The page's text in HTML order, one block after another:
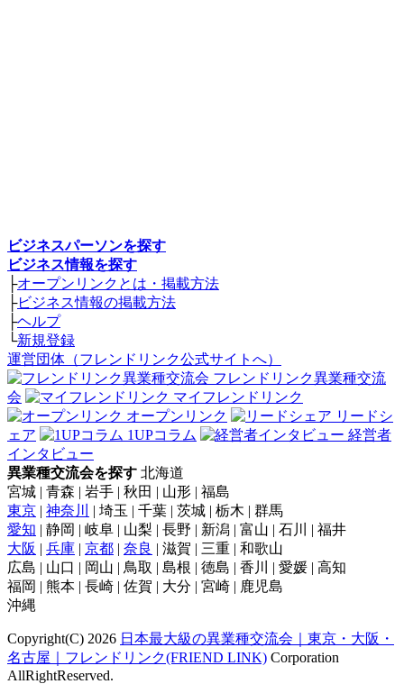
ビジネスパーソンを探す
ビジネス情報を探す
├オープンリンクとは・掲載方法
├ビジネス情報の掲載方法
├ヘルプ
└新規登録
運営団体（フレンドリンク公式サイトへ）
フレンドリンク異業種交流
会
マイフレンドリンク
オープンリンク
リードシ
ェア
1UPコラム
経営者
インタビュー
異業種交流会を探す 北海道
宮城 | 青森 | 岩手 | 秋田 | 山形 | 福島
東京 | 神奈川
| 埼玉 | 千葉 | 茨城 | 栃木 | 群馬
愛知 | 静岡 | 岐阜 | 山梨 | 長野 | 新潟 | 富山 | 石川 | 福井
大阪 | 兵庫 | 京都 | 奈良 | 滋賀 | 三重 | 和歌山
広島 | 山口 | 岡山 | 鳥取 | 島根 | 徳島 | 香川 | 愛媛 | 高知
福岡 | 熊本 | 長崎 | 佐賀 | 大分 | 宮崎 | 鹿児島
沖縄
Copyright(C) 2026 日本最大級の異業種交流会｜東京・大阪・
名古屋｜フレンドリンク(FRIEND LINK) Corporation
AllRightReserved.